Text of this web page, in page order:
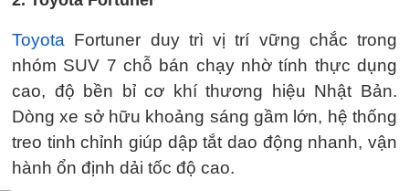
Toyota Fortuner duy trì vị trí vững chắc trong
nhóm SUV 7 chỗ bán chạy nhờ tính thực dụng
cao, độ bền bỉ cơ khí thương hiệu Nhật Bản.
Dòng xe sở hữu khoảng sáng gầm lớn, hệ thống
treo tinh chỉnh giúp dập tắt dao động nhanh, vận
hành ổn định dải tốc độ cao.